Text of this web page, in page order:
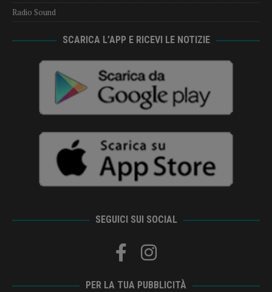
Radio Sound
SCARICA L’APP E RICEVI LE NOTIZIE
SEGUICI SUI SOCIAL
PER LA TUA PUBBLICITÀ